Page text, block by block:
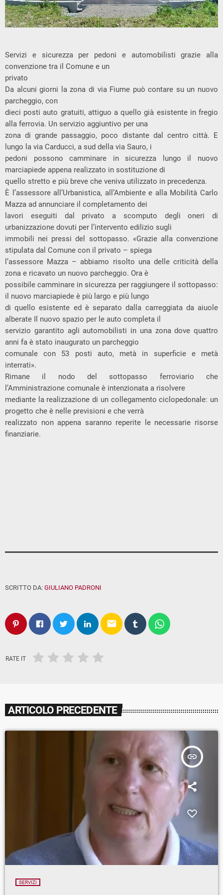
Servizi e sicurezza per pedoni e automobilisti grazie alla
convenzione tra il Comune e un
privato
Da alcuni giorni la zona di via Fiume può contare su un nuovo
parcheggio, con
dieci posti auto gratuiti, attiguo a quello già esistente in fregio
alla ferrovia. Un servizio aggiuntivo per una
zona di grande passaggio, poco distante dal centro città. E
lungo la via Carducci, a sud della via Sauro, i
pedoni possono camminare in sicurezza lungo il nuovo
marciapiede appena realizzato in sostituzione di
quello stretto e più breve che veniva utilizzato in precedenza.
È l’assessore all’Urbanistica, all’Ambiente e alla Mobilità Carlo
Mazza ad annunciare il completamento dei
lavori eseguiti dal privato a scomputo degli oneri di
urbanizzazione dovuti per l’intervento edilizio sugli
immobili nei pressi del sottopasso. «Grazie alla convenzione
stipulata dal Comune con il privato – spiega
l’assessore Mazza – abbiamo risolto una delle criticità della
zona e ricavato un nuovo parcheggio. Ora è
possibile camminare in sicurezza per raggiungere il sottopasso:
il nuovo marciapiede è più largo e più lungo
di quello esistente ed è separato dalla carreggiata da aiuole
alberate Il nuovo spazio per le auto completa il
servizio garantito agli automobilisti in una zona dove quattro
anni fa è stato inaugurato un parcheggio
comunale con 53 posti auto, metà in superficie e metà
interrati».
Rimane il nodo del sottopasso ferroviario che
l’Amministrazione comunale è intenzionata a risolvere
mediante la realizzazione di un collegamento ciclopedonale: un
progetto che è nelle previsioni e che verrà
realizzato non appena saranno reperite le necessarie risorse
finanziarie.
SCRITTO DA: GIULIANO PADRONI
email
RATE IT
ARTICOLO PRECEDENTE
insert_link
SERVIZI